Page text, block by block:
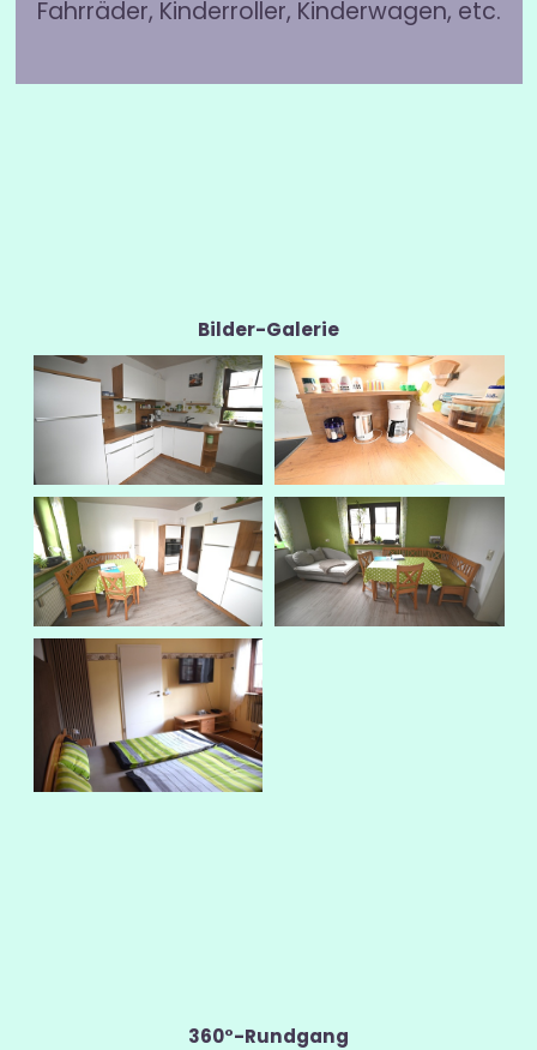
Fahrräder, Kinderroller, Kinderwagen, etc.
Bilder-Galerie
360°-Rundgang